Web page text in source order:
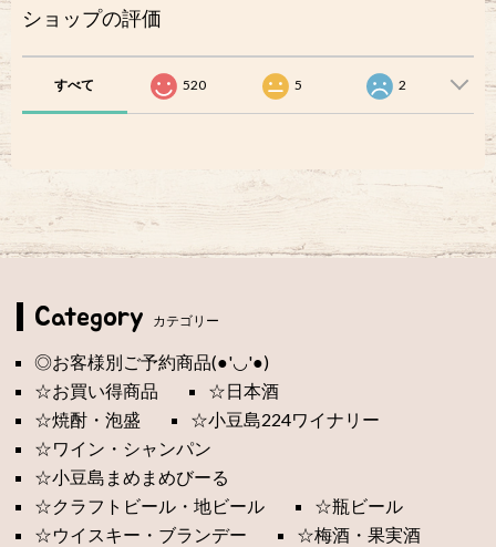
ショップの評価
すべて 520 5 2
Category カテゴリー
◎お客様別ご予約商品(●'◡'●)
☆お買い得商品
☆日本酒
☆焼酎・泡盛
☆小豆島224ワイナリー
☆ワイン・シャンパン
☆小豆島まめまめびーる
☆クラフトビール・地ビール
☆瓶ビール
☆ウイスキー・ブランデー
☆梅酒・果実酒